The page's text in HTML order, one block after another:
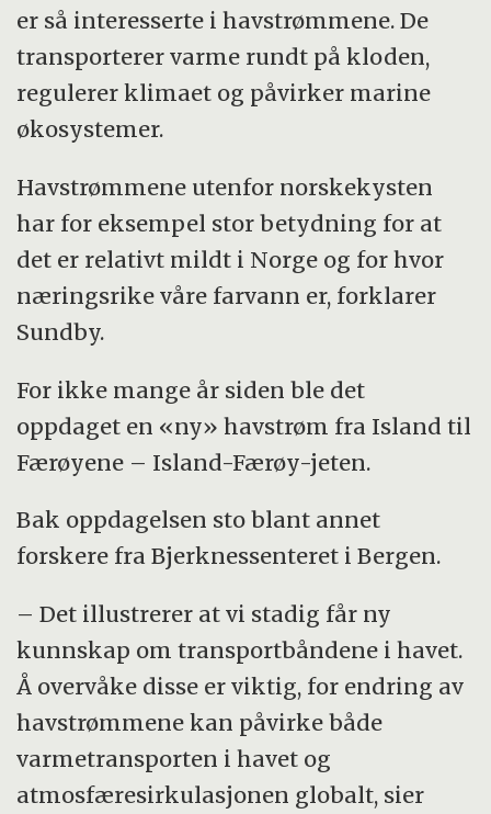
er så interesserte i havstrømmene. De
transporterer varme rundt på kloden,
regulerer klimaet og påvirker marine
økosystemer.
Havstrømmene utenfor norskekysten
har for eksempel stor betydning for at
det er relativt mildt i Norge og for hvor
næringsrike våre farvann er, forklarer
Sundby.
For ikke mange år siden ble det
oppdaget en «ny» havstrøm fra Island til
Færøyene – Island-Færøy-jeten.
Bak oppdagelsen sto blant annet
forskere fra Bjerknessenteret i Bergen.
– Det illustrerer at vi stadig får ny
kunnskap om transportbåndene i havet.
Å overvåke disse er viktig, for endring av
havstrømmene kan påvirke både
varmetransporten i havet og
atmosfæresirkulasjonen globalt, sier